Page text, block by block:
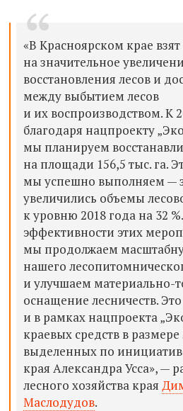
«В Красноярском крае взят
на значительное
восстановления лесов и
между выбытием лесов
и их воспроизводством. К
благодаря нацпроекту
мы планируем
на площади 156,5 тыс. га.
мы успешно выполняем —
увеличились объемы
к уровню 2018 года на 32
эффективности этих
мы продолжаем
нашего
и улучшаем материально-
оснащение лесничеств. Это
и в рамках нацпроекта
краевых средств в
выделенных по
края Александра Усса», —
лесного хозяйства края
Маслодудов.